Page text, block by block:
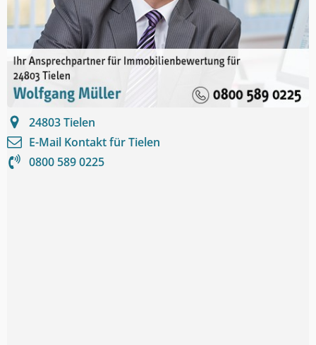
24803Tielen
E-Mail Kontakt fürTielen
0800 589 0225